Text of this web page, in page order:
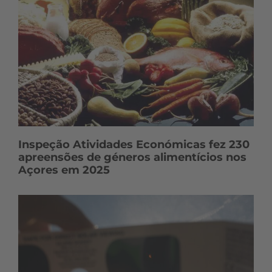
ú
d
s
Inspeção Atividades Económicas fez 230
apreensões de géneros alimentícios nos
Açores em 2025